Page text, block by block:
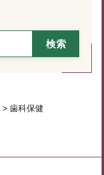
> 歯科保健